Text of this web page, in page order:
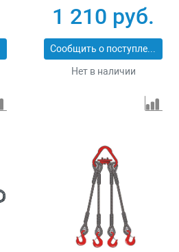
1 210 руб.
Сообщить о поступлении
Нет в наличии